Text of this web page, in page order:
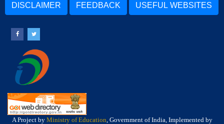
DISCLAIMER FEEDBACK USEFUL WEBSITES
A Project by Ministry of Education, Government of India, Implemented by